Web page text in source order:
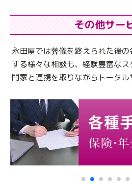
その他サー
永田屋では葬儀を終えられた後
する様々な相談も、 経験豊富な
門家と連携を取りながらトータル